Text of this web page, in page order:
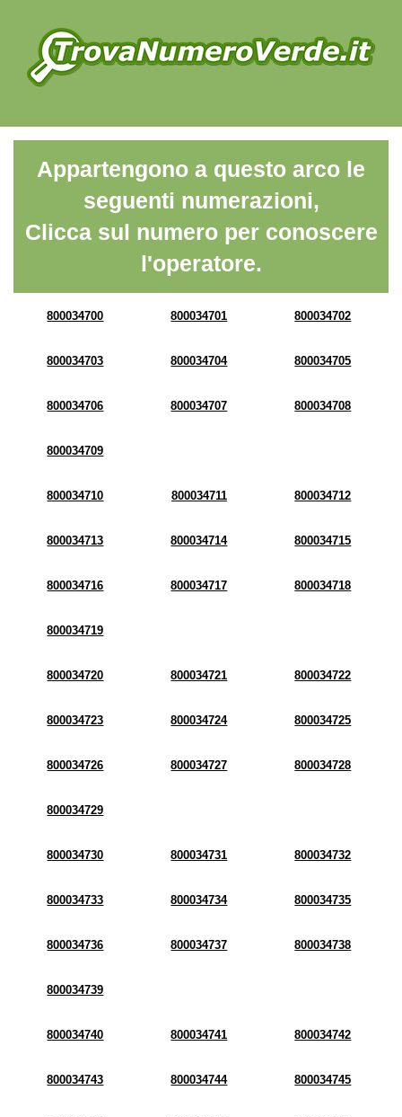
Appartengono a questo arco le
seguenti numerazioni,
Clicca sul numero per conoscere
l'operatore.
800034700 800034701 800034702
800034703 800034704 800034705
800034706 800034707 800034708
800034709
800034710 800034711 800034712
800034713 800034714 800034715
800034716 800034717 800034718
800034719
800034720 800034721 800034722
800034723 800034724 800034725
800034726 800034727 800034728
800034729
800034730 800034731 800034732
800034733 800034734 800034735
800034736 800034737 800034738
800034739
800034740 800034741 800034742
800034743 800034744 800034745